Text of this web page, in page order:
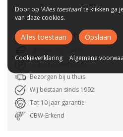
WaaromA-meubel?
Gratis parkeerplaats
Bezorgen bij u thuis
Wij bestaan sinds 1992!
Tot 10 jaar garantie
CBW-Erkend
Door op ‘Alles toestaan’ te klikken ga
van deze cookies.
Alles toestaan Opslaan
Cookieverklaring Algemene